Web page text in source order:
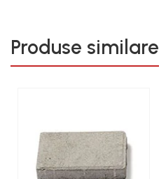
Produse similare